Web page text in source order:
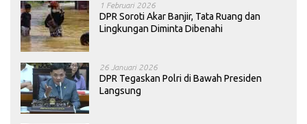
1 Februari 2026
DPR Soroti Akar Banjir, Tata Ruang dan
Lingkungan Diminta Dibenahi
26 Januari 2026
DPR Tegaskan Polri di Bawah Presiden
Langsung